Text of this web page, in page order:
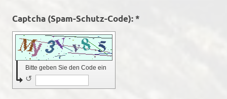
Captcha (Spam-Schutz-Code): *
Bitte geben Sie den Code ein
↺